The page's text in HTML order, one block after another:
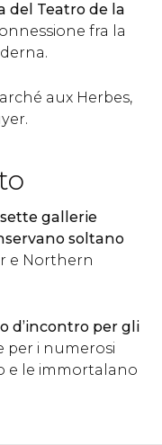
del Teatro de la
fra la
aux Herbes,
sette gallerie
soltano
e Northern
d’incontro per gli
per i numerosi
e le immortalano